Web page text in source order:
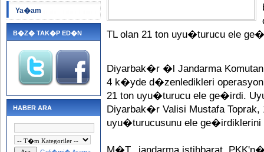
Ya�am
B�Z� TAK�P ED�N
HABER ARA
TL olan 21 ton uyu�turucu ele
Diyarbak�r �l Jandarma
4 k�yde d�zenledikleri
21 ton uyu�turucu ele ge�irdi.
Diyarbak�r Valisi Mustafa
uyu�turucusunu ele